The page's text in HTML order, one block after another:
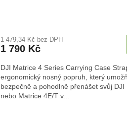
1 479,34 Kč bez DPH
1 790 Kč
DJI Matrice 4 Series Carrying Case
ergonomický nosný popruh, který
bezpečně a pohodlně přenášet svůj DJI
nebo Matrice 4E/T v...